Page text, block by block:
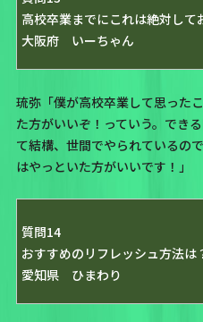
高校卒業までにこれは絶対して
大阪府 いーちゃん
琉弥「僕が高校卒業して思った
た方がいいぞ！っていう。でき
て結構、世間でやられているの
はやっといた方がいいです！」
質問14
おすすめのリフレッシュ方法は
愛知県 ひまわり